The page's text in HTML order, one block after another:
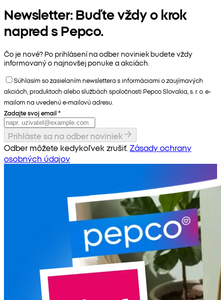
Newsletter: Buďte vždy o krok
napred s Pepco.
Čo je nové? Po prihlásení na odber noviniek budete vždy
informovaný o najnovšej ponuke a akciách.
Súhlasím so zasielaním newslettera s informáciami o zaujímavých
akciách, produktoch alebo službách spoločnosti Pepco Slovakia, s. r. o. e-
mailom na uvedenú e-mailovú adresu.
Zadajte svoj email *
Prihláste sa na odber noviniek
Odber môžete kedykoľvek zrušiť. Zásady ochrany
osobných údajov